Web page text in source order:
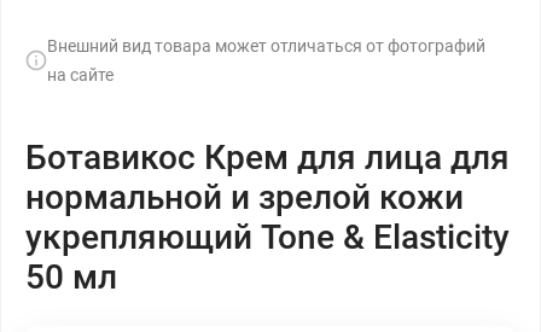
Внешний вид товара может отличаться от фотографий
на сайте
Ботавикос Крем для лица для
нормальной и зрелой кожи
укрепляющий Tone & Elasticity
50 мл